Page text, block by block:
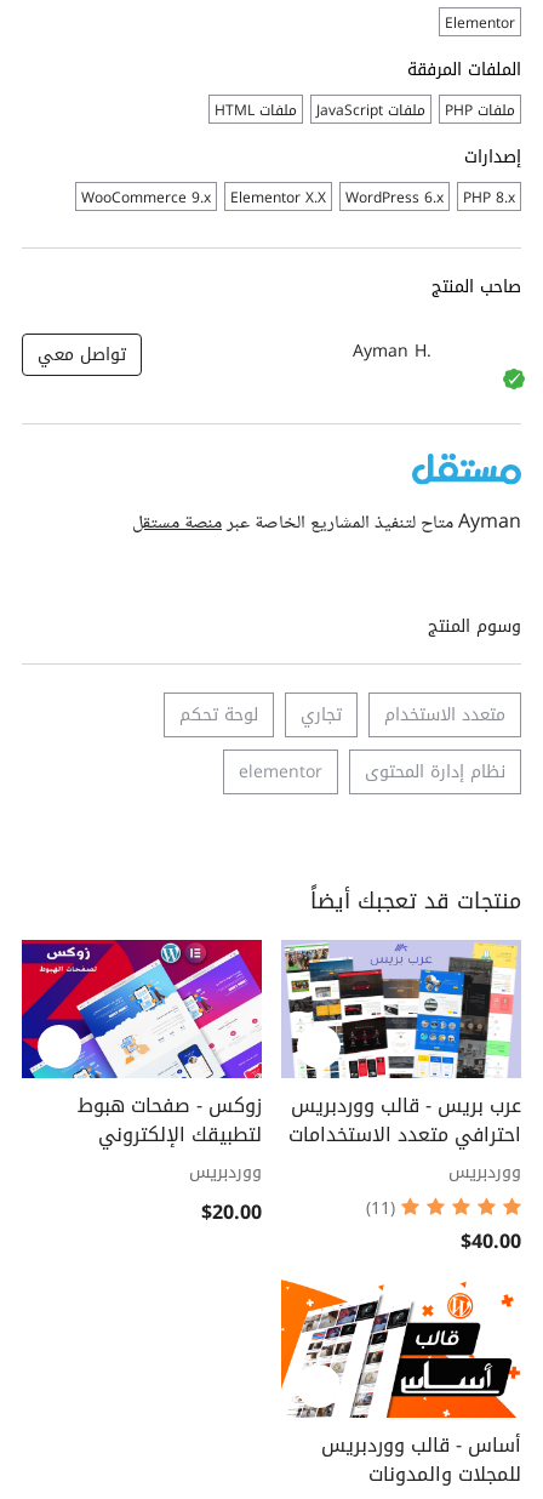
Elementor
الملفات المرفقة
ملفات PHP ملفات JavaScript ملفات HTML
إصدارات
PHP 8.x
WordPress 6.x
Elementor X.X
WooCommerce 9.x
صاحب المنتج
Ayman H.
تواصل معي
Ayman متاح لتنفيذ المشاريع الخاصة عبر منصة مستقل
وسوم المنتج
متعدد الاستخدام تجاري
لوحة تحكم
نظام إدارة المحتوى
elementor
منتجات قد تعجبك أيضاً
عرب بريس - قالب ووردبريس
احترافي متعدد الاستخدامات
ووردبريس
(11)
$40.00
زوكس - صفحات هبوط
لتطبيقك الإلكتروني
ووردبريس
$20.00
أساس - قالب ووردبريس
للمجلات والمدونات